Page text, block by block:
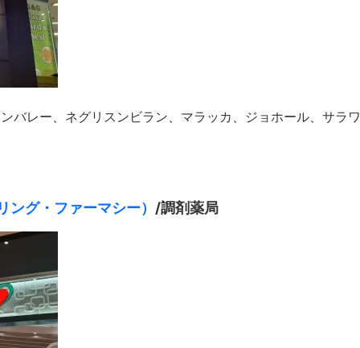
バレー、ネグリスンビラン、マラッカ、ジョホール、サラ
グ・ファーマシー） /調剤薬局